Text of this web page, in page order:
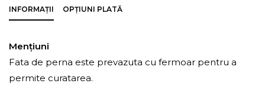
INFORMAȚII OPȚIUNI PLATĂ
Mențiuni
Fata de perna este prevazuta cu fermoar pentru a
permite curatarea.